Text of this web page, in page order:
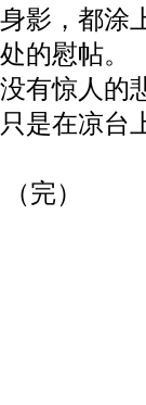
影，都
的慰帖。
有惊人
在凉台
（完）